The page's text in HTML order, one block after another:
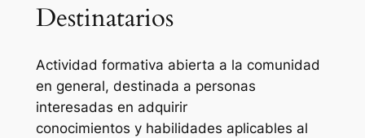
Destinatarios
Actividad formativa abierta a la comunidad
en general, destinada a personas
interesadas en adquirir
conocimientos y habilidades aplicables al